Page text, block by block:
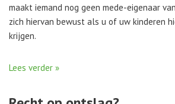
maakt iemand nog geen mede-eigenaar
zich hiervan bewust als u of uw kinderen
krijgen.
Lees verder »